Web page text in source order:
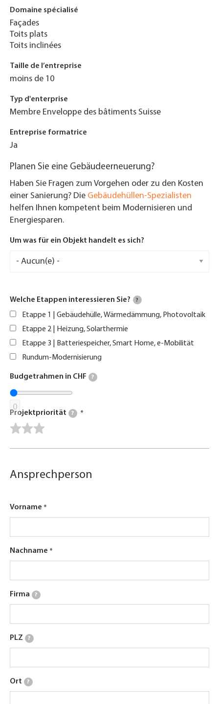
Domaine spécialisé
Façades
Toits plats
Toits inclinées
Taille de l’entreprise
moins de 10
Typ d'enterprise
Membre Enveloppe des bâtiments Suisse
Entreprise formatrice
Ja
Planen Sie eine Gebäudeerneuerung?
Haben Sie Fragen zum Vorgehen oder zu den Kosten
einer Sanierung? Die Gebäudehüllen-Spezialisten
helfen Ihnen kompetent beim Modernisieren und
Energiesparen.
Um was für ein Objekt handelt es sich?
Welche Etappen interessieren Sie? ?
Etappe 1 | Gebäudehülle, Wärmedämmung, Photovoltaik
Etappe 2 | Heizung, Solarthermie
Etappe 3 | Batteriespeicher, Smart Home, e-Mobilität
Rundum-Modernisierung
Budgetrahmen in CHF ?
0
Projektpriorität ?
Ansprechperson
Vorname
Nachname
Firma ?
PLZ ?
Ort ?